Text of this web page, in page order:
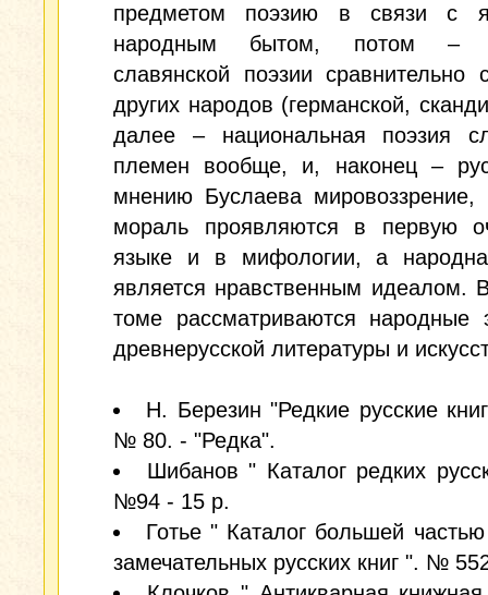
предметом поэзию в связи с
народным бытом, потом –
славянской поэзии сравнительно
других народов (германской,
далее – национальная поэзия
племен вообще, и, наконец –
мнению Буслаева мировоззрение,
мораль проявляются в первую
языке и в мифологии, а
является нравственным идеалом.
томе рассматриваются народные
древнерусской литературы и
Н. Березин "Редкие русские
№ 80. - "Редка".
Шибанов " Каталог редких
№94 - 15 р.
Готье " Каталог большей
замечательных русских книг ". №